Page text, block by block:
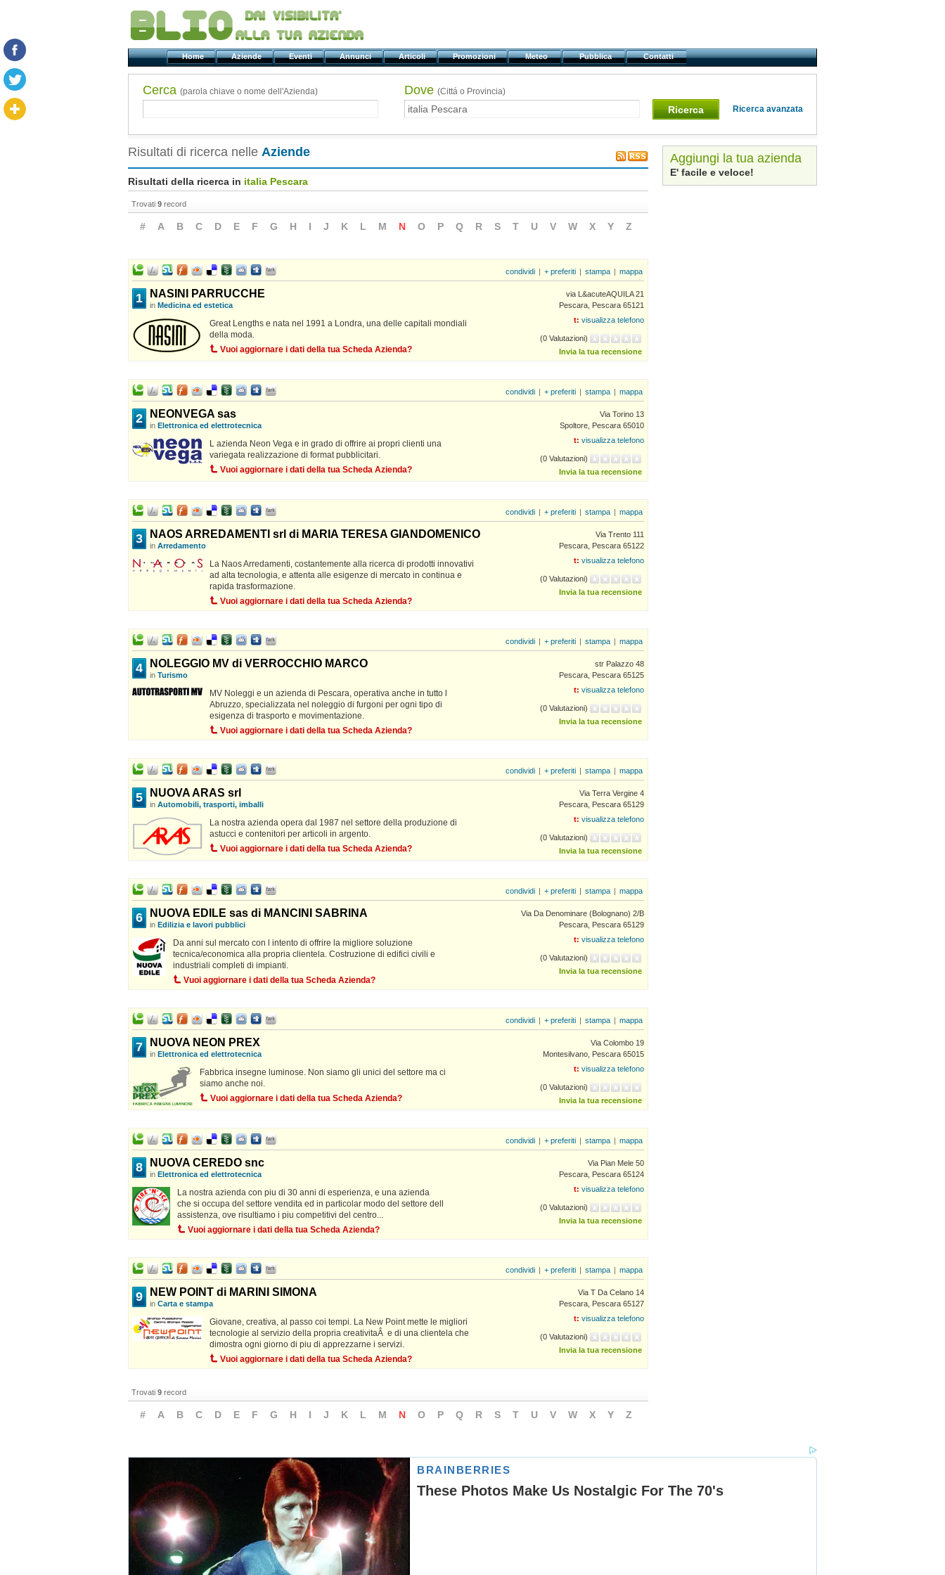
Home Aziende Eventi Annunci Articoli Promozioni Meteo Pubblica Contatti
Cerca (parola chiave o nome dell'Azienda) Dove(Cittá o Provincia)
Ricerca Ricerca avanzata
Risultati di ricerca nelle Aziende
Risultati della ricerca in italia Pescara
Trovati 9 record
# A B C D E F G H I J K L M N O P Q R S T U V W X Y Z
condividi + preferiti stampa mappa
1 NASINI PARRUCCHE
in Medicina ed estetica
Great Lengths e nata nel 1991 a Londra, una delle capitali mondiali
della moda.
Vuoi aggiornare i dati della tua Scheda Azienda?
via L&acuteAQUILA 21
Pescara, Pescara 65121
t: visualizza telefono
(0 Valutazioni)
Invia la tua recensione
condividi + preferiti stampa mappa
2 NEONVEGA sas
in Elettronica ed elettrotecnica
L azienda Neon Vega e in grado di offrire ai propri clienti una
variegata realizzazione di format pubblicitari.
Vuoi aggiornare i dati della tua Scheda Azienda?
Via Torino 13
Spoltore, Pescara 65010
t: visualizza telefono
(0 Valutazioni)
Invia la tua recensione
condividi + preferiti stampa mappa
3 NAOS ARREDAMENTI srl di MARIA TERESA GIANDOMENICO
in Arredamento
La Naos Arredamenti, costantemente alla ricerca di prodotti innovativi
ad alta tecnologia, e attenta alle esigenze di mercato in continua e
rapida trasformazione.
Vuoi aggiornare i dati della tua Scheda Azienda?
Via Trento 111
Pescara, Pescara 65122
t: visualizza telefono
(0 Valutazioni)
Invia la tua recensione
condividi + preferiti stampa mappa
4 NOLEGGIO MV di VERROCCHIO MARCO
in Turismo
MV Noleggi e un azienda di Pescara, operativa anche in tutto l
Abruzzo, specializzata nel noleggio di furgoni per ogni tipo di
esigenza di trasporto e movimentazione.
Vuoi aggiornare i dati della tua Scheda Azienda?
str Palazzo 48
Pescara, Pescara 65125
t: visualizza telefono
(0 Valutazioni)
Invia la tua recensione
condividi + preferiti stampa mappa
5 NUOVA ARAS srl
in Automobili, trasporti, imballi
La nostra azienda opera dal 1987 nel settore della produzione di
astucci e contenitori per articoli in argento.
Vuoi aggiornare i dati della tua Scheda Azienda?
Via Terra Vergine 4
Pescara, Pescara 65129
t: visualizza telefono
(0 Valutazioni)
Invia la tua recensione
condividi + preferiti stampa mappa
6 NUOVA EDILE sas di MANCINI SABRINA
in Edilizia e lavori pubblici
Da anni sul mercato con l intento di offrire la migliore soluzione
tecnica/economica alla propria clientela. Costruzione di edifici civili e
industriali completi di impianti.
Vuoi aggiornare i dati della tua Scheda Azienda?
Via Da Denominare (Bolognano) 2/B
Pescara, Pescara 65129
t: visualizza telefono
(0 Valutazioni)
Invia la tua recensione
condividi + preferiti stampa mappa
7 NUOVA NEON PREX
in Elettronica ed elettrotecnica
Fabbrica insegne luminose. Non siamo gli unici del settore ma ci
siamo anche noi.
Vuoi aggiornare i dati della tua Scheda Azienda?
Via Colombo 19
Montesilvano, Pescara 65015
t: visualizza telefono
(0 Valutazioni)
Invia la tua recensione
condividi + preferiti stampa mappa
8 NUOVA CEREDO snc
in Elettronica ed elettrotecnica
La nostra azienda con piu di 30 anni di esperienza, e una azienda
che si occupa del settore vendita ed in particolar modo del settore dell
assistenza, ove risultiamo i piu competitivi del centro...
Vuoi aggiornare i dati della tua Scheda Azienda?
Via Pian Mele 50
Pescara, Pescara 65124
t: visualizza telefono
(0 Valutazioni)
Invia la tua recensione
condividi + preferiti stampa mappa
9 NEW POINT di MARINI SIMONA
in Carta e stampa
Giovane, creativa, al passo coi tempi. La New Point mette le migliori
tecnologie al servizio della propria creativitaÂ e di una clientela che
dimostra ogni giorno di piu di apprezzarne i servizi.
Vuoi aggiornare i dati della tua Scheda Azienda?
Via T Da Celano 14
Pescara, Pescara 65127
t: visualizza telefono
(0 Valutazioni)
Invia la tua recensione
Trovati 9 record
# A B C D E F G H I J K L M N O P Q R S T U V W X Y Z
Aggiungi la tua azienda
E' facile e veloce!